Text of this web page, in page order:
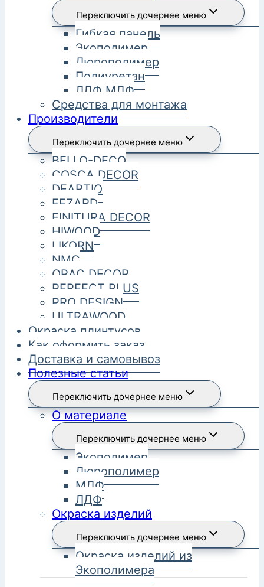
Переключить дочернее меню
Гибкая панель
Экополимер
Дюрополимер
Полиуретан
ЛДФ МДФ
Средства для монтажа
Производители
Переключить дочернее меню
BELLO-DECO
COSCA DECOR
DEARTIO
FEZARD
FINITURA DECOR
HIWOOD
LIKORN
NMC
ORAC DECOR
PERFECT PLUS
PRO DESIGN
ULTRAWOOD
Окраска плинтусов
Как оформить заказ
Доставка и самовывоз
Полезные статьи
Переключить дочернее меню
О материале
Переключить дочернее меню
Экополимер
Дюрополимер
МДФ
ЛДФ
Окраска изделий
Переключить дочернее меню
Окраска изделий из
Экополимера